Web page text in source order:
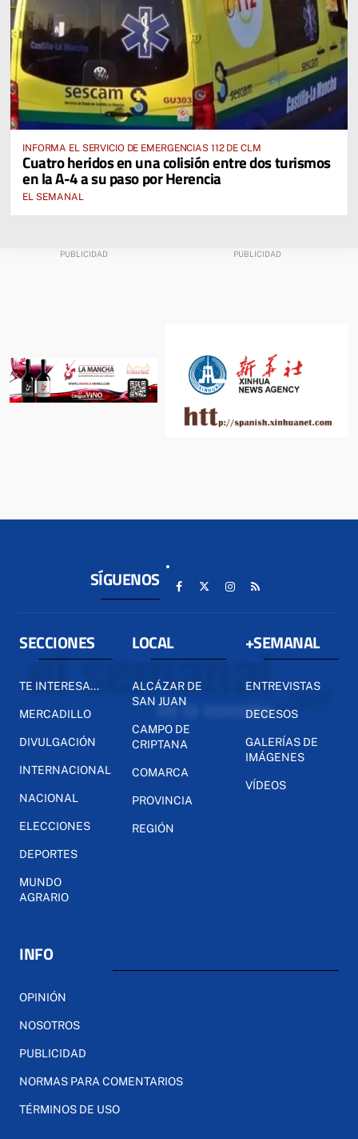
INFORMA EL SERVICIO DE EMERGENCIAS 112 DE CLM
Cuatro heridos en una colisión entre dos turismos
en la A-4 a su paso por Herencia
EL SEMANAL
SÍGUENOS
SECCIONES
TE INTERESA...
MERCADILLO
DIVULGACIÓN
INTERNACIONAL
NACIONAL
ELECCIONES
DEPORTES
MUNDO
AGRARIO
LOCAL
ALCÁZAR DE
SAN JUAN
CAMPO DE
CRIPTANA
COMARCA
PROVINCIA
REGIÓN
+SEMANAL
ENTREVISTAS
DECESOS
GALERÍAS DE
IMÁGENES
VÍDEOS
INFO
OPINIÓN
NOSOTROS
PUBLICIDAD
NORMAS PARA COMENTARIOS
TÉRMINOS DE USO